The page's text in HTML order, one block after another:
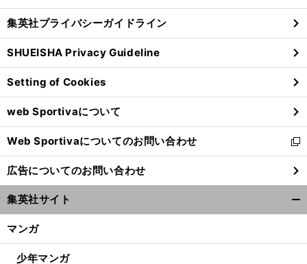
る
し
い
ウ
ィ
ン
ド
ウ
で
開
く
集英社プライバシーガイドライン
SHUEISHA Privacy Guideline
Setting of Cookies
web Sportivaについて
Web Sportivaについてのお問い合わせ
新
し
い
ウ
ィ
ン
ウ
広告についてのお問い合わせ
集英社サイト
マンガ
少年マンガ